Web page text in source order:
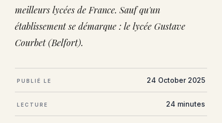
meilleurs lycées de France. Sauf qu'un
établissement se démarque : le lycée Gustave
Courbet (Belfort).
PUBLIÉ LE 24 October 2025
LECTURE 24 minutes